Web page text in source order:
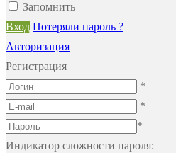
Запомнить
Вход Потеряли пароль ?
Авторизация
Регистрация
*
*
*
Индикатор сложности пароля: